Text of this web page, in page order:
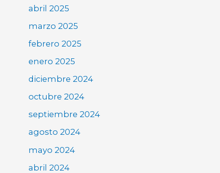
abril 2025
marzo 2025
febrero 2025
enero 2025
diciembre 2024
octubre 2024
septiembre 2024
agosto 2024
mayo 2024
abril 2024